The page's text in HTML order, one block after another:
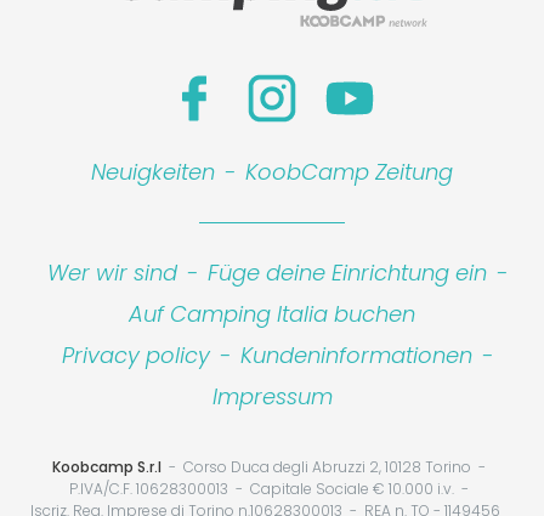
Neuigkeiten - KoobCamp Zeitung
Wer wir sind - Füge deine Einrichtung ein -
Auf Camping Italia buchen
Privacy policy - Kundeninformationen -
Impressum
Koobcamp S.r.l
Corso Duca degli Abruzzi 2, 10128 Torino
P.IVA/C.F. 10628300013
Capitale Sociale € 10.000 i.v.
Iscriz. Reg. Imprese di Torino n.10628300013
REA n. TO - 1149456